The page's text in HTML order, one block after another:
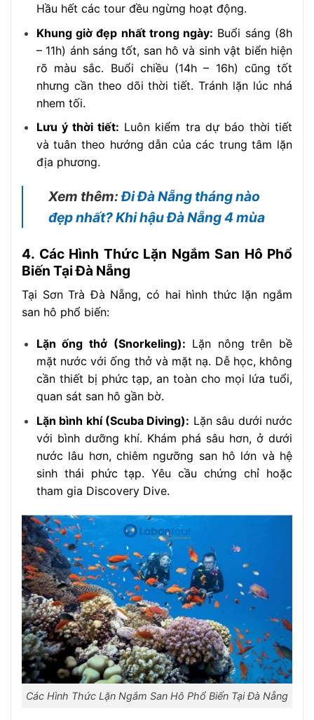
Hầu hết các tour đều ngừng hoạt động.
Khung giờ đẹp nhất trong ngày: Buổi sáng (8h
– 11h) ánh sáng tốt, san hô và sinh vật biển hiện
rõ màu sắc. Buổi chiều (14h – 16h) cũng tốt
nhưng cần theo dõi thời tiết. Tránh lặn lúc nhá
nhem tối.
Lưu ý thời tiết: Luôn kiểm tra dự báo thời tiết
và tuân theo hướng dẫn của các trung tâm lặn
địa phương.
Xem thêm:Đi Đà Nẵng tháng nào
đẹp nhất? Khi hậu Đà Nẵng 4 mùa
4. Các Hình Thức Lặn Ngắm San Hô Phổ
Biến Tại Đà Nẵng
Tại Sơn Trà Đà Nẵng, có hai hình thức lặn ngắm
san hô phổ biến:
Lặn ống thở (Snorkeling): Lặn nông trên bề
mặt nước với ống thở và mặt nạ. Dễ học, không
cần thiết bị phức tạp, an toàn cho mọi lứa tuổi,
quan sát san hô gần bờ.
Lặn bình khí (Scuba Diving): Lặn sâu dưới nước
với bình dưỡng khí. Khám phá sâu hơn, ở dưới
nước lâu hơn, chiêm ngưỡng san hô lớn và hệ
sinh thái phức tạp. Yêu cầu chứng chỉ hoặc
tham gia Discovery Dive.
Các Hình Thức Lặn Ngắm San Hô Phổ Biến Tại Đà Nẵng